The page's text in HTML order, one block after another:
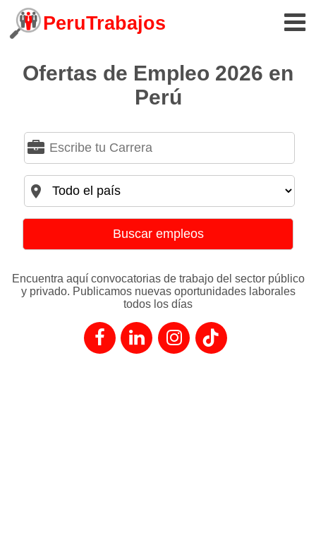
PeruTrabajos
Ofertas de Empleo 2026 en
Perú
Buscar empleos
Encuentra aquí convocatorias de trabajo del sector público
y privado. Publicamos nuevas oportunidades laborales
todos los días